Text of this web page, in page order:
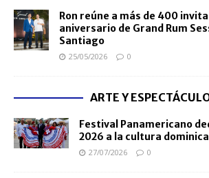
Ron reúne a más de 400
aniversario de Grand Rum
Santiago
25/05/2026 0
ARTE Y
Festival Panamericano
2026 a la cultura
27/07/2026 0